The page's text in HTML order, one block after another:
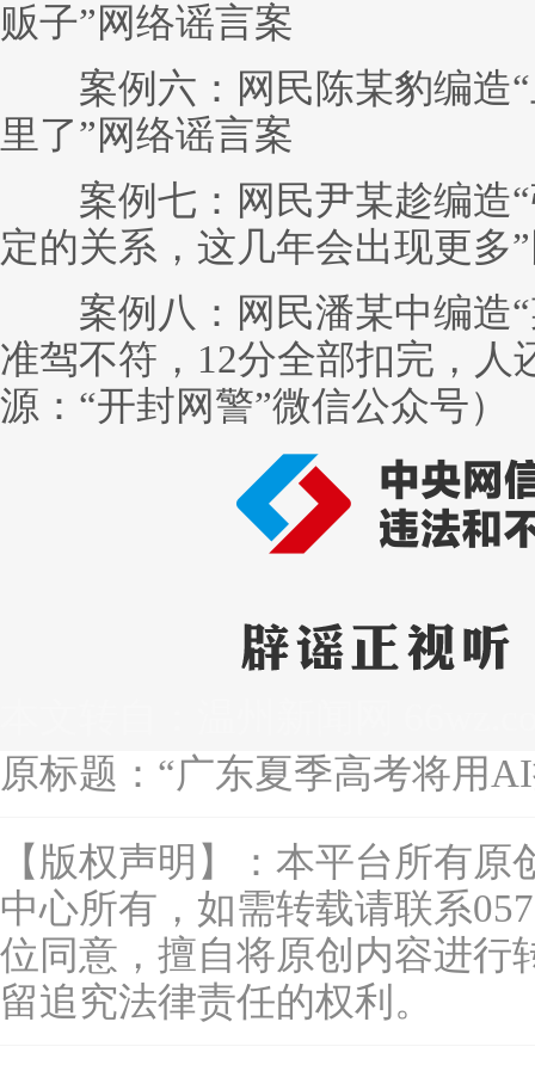
贩子”网络谣言案
案例六：网民陈某豹编造“
里了”网络谣言案
案例七：网民尹某趁编造“
定的关系，这几年会出现更多
案例八：网民潘某中编造“
准驾不符，12分全部扣完，人
源：“开封网警”微信公众号）
原标题： “广东夏季高考将用AI
【版权声明】：本平台所有
中心所有，如需转载请联系
位同意，擅自将原创内容进行
留追究法律责任的权利。